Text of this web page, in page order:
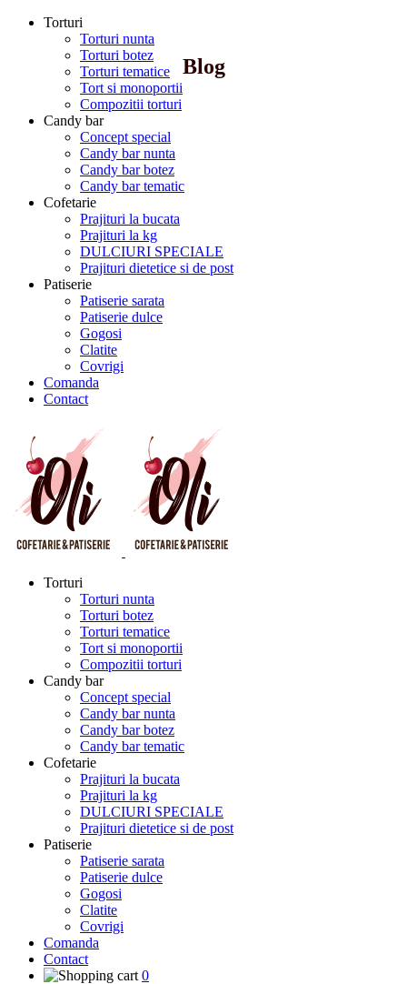
Torturi
Torturi nunta
Torturi botez
Torturi tematice
Tort si monoportii
Compozitii torturi
Candy bar
Concept special
Candy bar nunta
Candy bar botez
Candy bar tematic
Cofetarie
Prajituri la bucata
Prajituri la kg
DULCIURI SPECIALE
Prajituri dietetice si de post
Patiserie
Patiserie sarata
Patiserie dulce
Gogosi
Clatite
Covrigi
Comanda
Contact
Torturi
Torturi nunta
Torturi botez
Torturi tematice
Tort si monoportii
Compozitii torturi
Candy bar
Concept special
Candy bar nunta
Candy bar botez
Candy bar tematic
Cofetarie
Prajituri la bucata
Prajituri la kg
DULCIURI SPECIALE
Prajituri dietetice si de post
Patiserie
Patiserie sarata
Patiserie dulce
Gogosi
Clatite
Covrigi
Comanda
Contact
0
Blog